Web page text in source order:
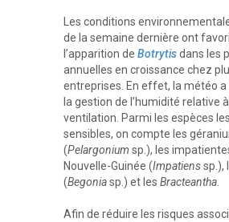
Les conditions
de la semaine dernière ont
l’apparition de Botrytisdans les
annuelles en croissance chez
entreprises. En effet, la météo a
la gestion de l’humidité relative à
ventilation. Parmi les espèces
sensibles, on compte les
(Pelargonium sp.), les
Nouvelle-Guinée (Impatienssp.),
(Begoniasp.) et les Bracteantha
Afin de réduire les risques